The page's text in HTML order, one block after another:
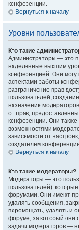
конференции.
Вернуться к началу
Уровни
Кто такие
Администраторы — это
наделённые высшим
конференцией. Они
аспектами работы
разграничение прав
пользователей,
назначение
от прав,
конференции. Они также
возможностями
зависимости от
создателем
Вернуться к началу
Кто такие модераторы?
Модераторы — это
пользователей),
форумами. Они имеют
удалять сообщения,
перемещать, удалять и
форуме, за который они
задачи модераторов —